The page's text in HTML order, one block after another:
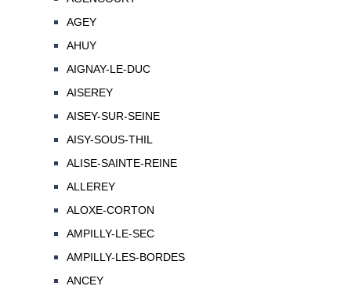
AGEY
AHUY
AIGNAY-LE-DUC
AISEREY
AISEY-SUR-SEINE
AISY-SOUS-THIL
ALISE-SAINTE-REINE
ALLEREY
ALOXE-CORTON
AMPILLY-LE-SEC
AMPILLY-LES-BORDES
ANCEY